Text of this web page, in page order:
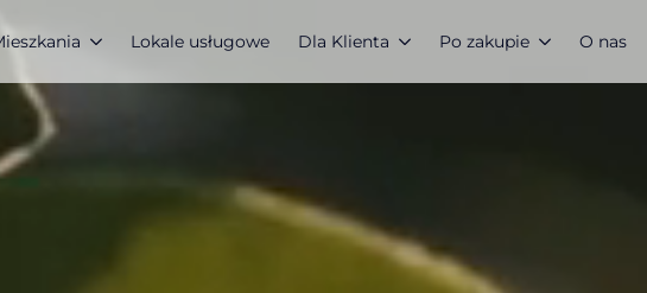
Lokale usługowe Dla Klienta Po zakupie O nas